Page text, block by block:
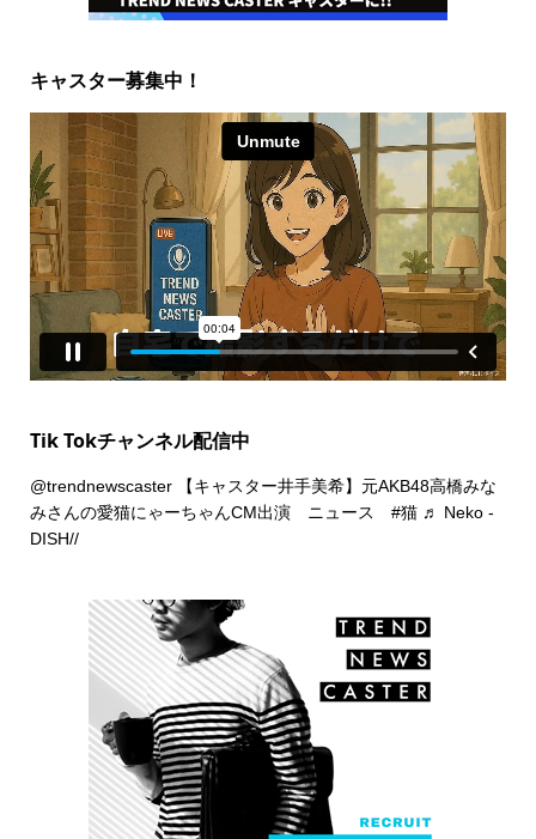
キャスター募集中！
Tik Tokチャンネル配信中
@trendnewscaster【キャスター井手美希】元AKB48高橋みな
みさんの愛猫にゃーちゃんCM出演 ニュース #猫 ♬ Neko -
DISH//